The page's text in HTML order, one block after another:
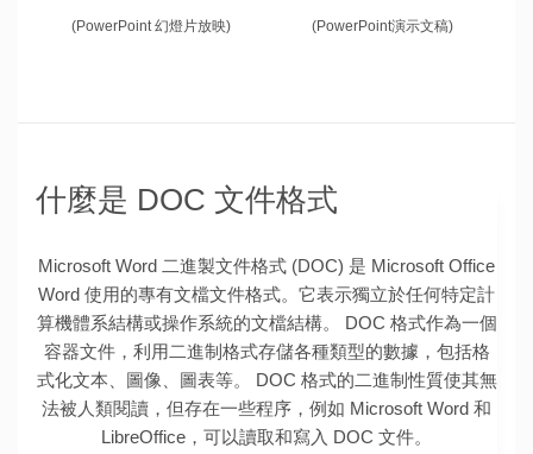
(PowerPoint 幻燈片放映) (PowerPoint演示文稿)
什麼是 DOC 文件格式
Microsoft Word 二進製文件格式 (DOC) 是 Microsoft Office
Word 使用的專有文檔文件格式。它表示獨立於任何特定計
算機體系結構或操作系統的文檔結構。 DOC 格式作為一個
容器文件，利用二進制格式存儲各種類型的數據，包括格
式化文本、圖像、圖表等。 DOC 格式的二進制性質使其無
法被人類閱讀，但存在一些程序，例如 Microsoft Word 和
LibreOffice，可以讀取和寫入 DOC 文件。